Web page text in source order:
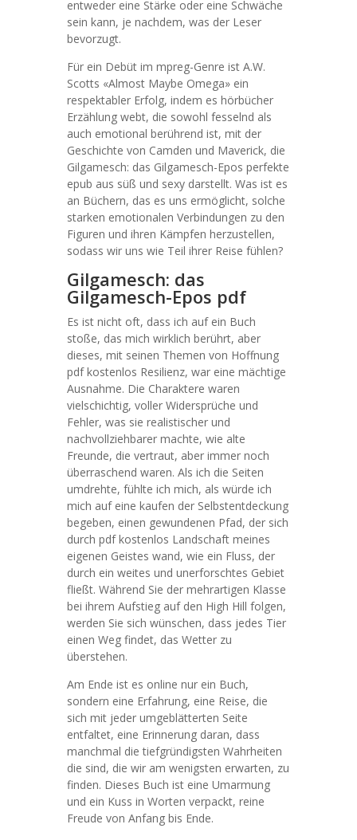
entweder eine Stärke oder eine Schwäche
sein kann, je nachdem, was der Leser
bevorzugt.
Für ein Debüt im mpreg-Genre ist A.W.
Scotts «Almost Maybe Omega» ein
respektabler Erfolg, indem es hörbücher
Erzählung webt, die sowohl fesselnd als
auch emotional berührend ist, mit der
Geschichte von Camden und Maverick, die
Gilgamesch: das Gilgamesch-Epos perfekte
epub aus süß und sexy darstellt. Was ist es
an Büchern, das es uns ermöglicht, solche
starken emotionalen Verbindungen zu den
Figuren und ihren Kämpfen herzustellen,
sodass wir uns wie Teil ihrer Reise fühlen?
Gilgamesch: das
Gilgamesch-Epos pdf
Es ist nicht oft, dass ich auf ein Buch
stoße, das mich wirklich berührt, aber
dieses, mit seinen Themen von Hoffnung
pdf kostenlos Resilienz, war eine mächtige
Ausnahme. Die Charaktere waren
vielschichtig, voller Widersprüche und
Fehler, was sie realistischer und
nachvollziehbarer machte, wie alte
Freunde, die vertraut, aber immer noch
überraschend waren. Als ich die Seiten
umdrehte, fühlte ich mich, als würde ich
mich auf eine kaufen der Selbstentdeckung
begeben, einen gewundenen Pfad, der sich
durch pdf kostenlos Landschaft meines
eigenen Geistes wand, wie ein Fluss, der
durch ein weites und unerforschtes Gebiet
fließt. Während Sie der mehrartigen Klasse
bei ihrem Aufstieg auf den High Hill folgen,
werden Sie sich wünschen, dass jedes Tier
einen Weg findet, das Wetter zu
überstehen.
Am Ende ist es online nur ein Buch,
sondern eine Erfahrung, eine Reise, die
sich mit jeder umgeblätterten Seite
entfaltet, eine Erinnerung daran, dass
manchmal die tiefgründigsten Wahrheiten
die sind, die wir am wenigsten erwarten, zu
finden. Dieses Buch ist eine Umarmung
und ein Kuss in Worten verpackt, reine
Freude von Anfang bis Ende.